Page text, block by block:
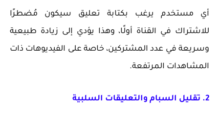
أي مستخدم يرغب بكتابة تعليق سيكون مُضطرًا
للاشتراك في القناة أولًا، وهذا يؤدي إلى زيادة طبيعية
وسريعة في عدد المشتركين، خاصة على الفيديوهات ذات
المشاهدات المرتفعة.
2. تقليل السبام والتعليقات السلبية